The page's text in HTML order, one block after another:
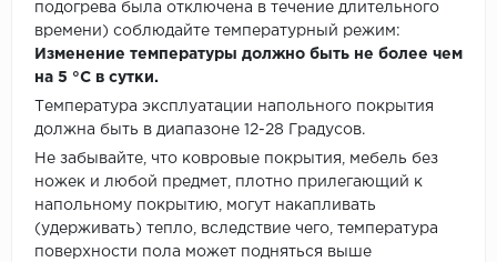
подогрева была отключена в течение длительного
времени) соблюдайте температурный режим:
Изменение температуры должно быть не более чем
на 5 °C в сутки.
Температура эксплуатации напольного покрытия
должна быть в диапазоне 12-28 Градусов.
Не забывайте, что ковровые покрытия, мебель без
ножек и любой предмет, плотно прилегающий к
напольному покрытию, могут накапливать
(удерживать) тепло, вследствие чего, температура
поверхности пола может подняться выше